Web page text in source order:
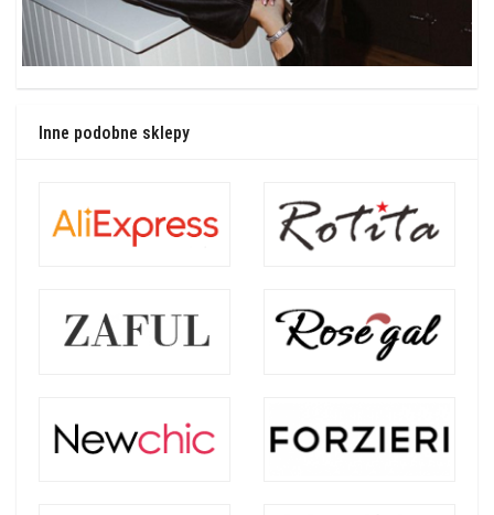
Inne podobne sklepy